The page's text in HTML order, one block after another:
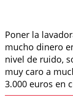
Poner la
mucho dinero
nivel de ruido,
muy caro a
3.000 euros en